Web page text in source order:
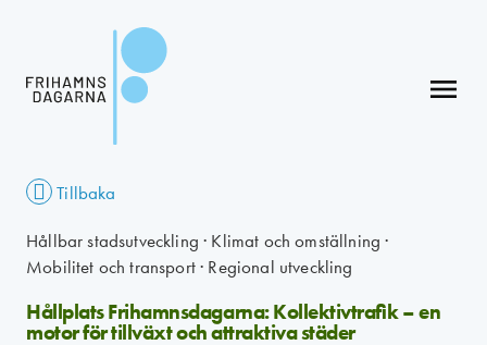
menu
Tillbaka
Hållbar stadsutveckling · Klimat och omställning ·
Mobilitet och transport· Regional utveckling
Hållplats Frihamnsdagarna: Kollektivtrafik – en
motor för tillväxt och attraktiva städer